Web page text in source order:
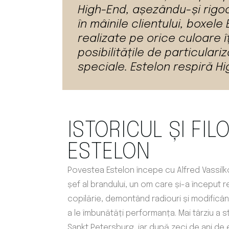
High-End, așezându-și
în mâinile clientului, boxele
realizate pe orice culoare
posibilitățile de
speciale. Estelon respiră
ISTORICUL ȘI
ESTELON
Povestea Estelon începe cu Alfred
șef al brandului, un om care și-a început
copilărie, demontând radiouri și
a le îmbunătăți performanța. Mai târziu a